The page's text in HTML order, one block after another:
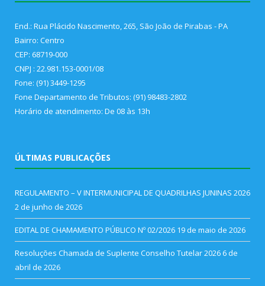
End.: Rua Plácido Nascimento, 265, São João de Pirabas - PA
Bairro: Centro
CEP: 68719-000
CNPJ : 22.981.153-0001/08
Fone: (91) 3449-1295
Fone Departamento de Tributos: (91) 98483-2802
Horário de atendimento: De 08 às 13h
ÚLTIMAS PUBLICAÇÕES
REGULAMENTO – V INTERMUNICIPAL DE QUADRILHAS JUNINAS 2026
2 de junho de 2026
EDITAL DE CHAMAMENTO PÚBLICO Nº 02/2026 19 de maio de 2026
Resoluções Chamada de Suplente Conselho Tutelar 2026 6 de
abril de 2026